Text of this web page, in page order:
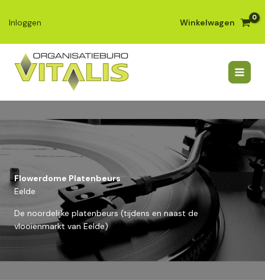
naar
inhoud
Inloggen Winkelwagen
Flowerdome Platenbeurs
Eelde
De noordelijke platenbeurs (tijdens en naast de
vlooienmarkt van Eelde)